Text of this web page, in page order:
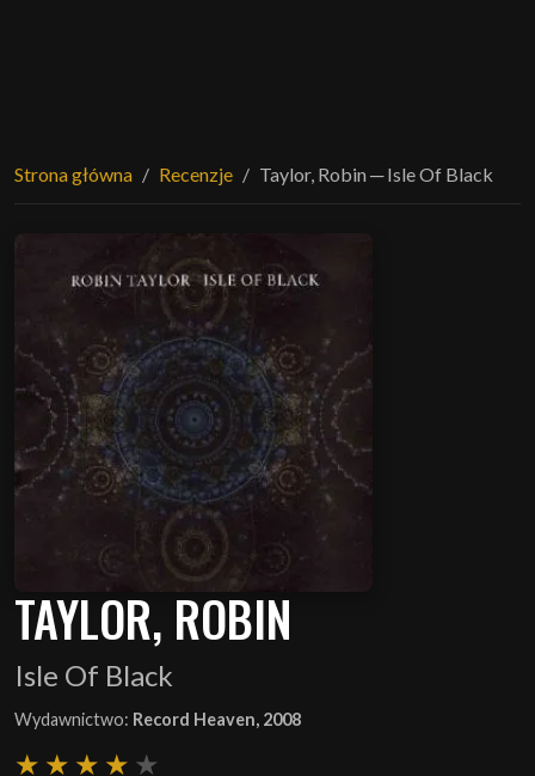
Strona główna Recenzje Taylor, Robin ─ Isle Of Black
TAYLOR, ROBIN
Isle Of Black
Wydawnictwo: Record Heaven, 2008